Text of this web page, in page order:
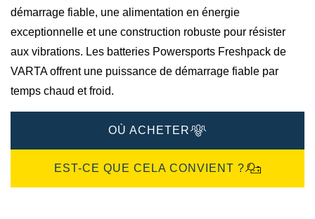
démarrage fiable, une alimentation en énergie
exceptionnelle et une construction robuste pour résister
aux vibrations. Les batteries Powersports Freshpack de
VARTA offrent une puissance de démarrage fiable par
temps chaud et froid.
OÙ ACHETER
EST-CE QUE CELA CONVIENT ?